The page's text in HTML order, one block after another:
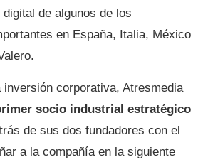
de algunos de los
en España, Italia, México
corporativa, Atresmedia
socio industrial estratégico
de sus dos fundadores con el
a la compañía en la siguiente